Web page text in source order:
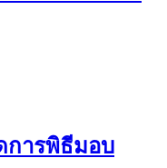
การพิธีมอบ